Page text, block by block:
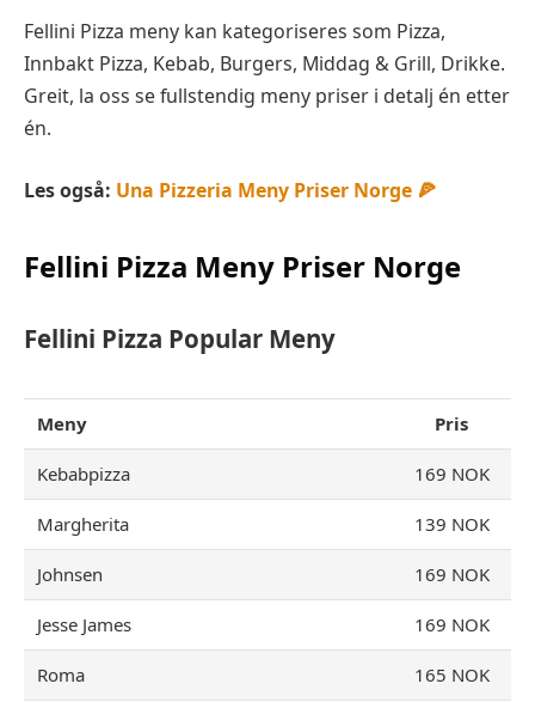
Fellini Pizza meny kan kategoriseres som Pizza,
Innbakt Pizza, Kebab, Burgers, Middag & Grill, Drikke.
Greit, la oss se fullstendig meny priser i detalj én etter
én.
Les også: Una Pizzeria Meny Priser Norge 🍕
Fellini Pizza Meny Priser Norge
Fellini Pizza Popular Meny
Meny Pris
Kebabpizza 169 NOK
Margherita 139 NOK
Johnsen 169 NOK
Jesse James 169 NOK
Roma 165 NOK